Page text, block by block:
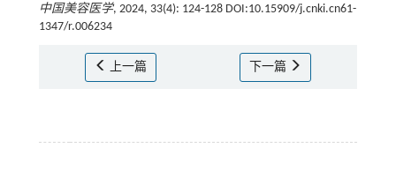
中国美容医学, 2024, 33(4): 124-128 DOI:10.15909/j.cnki.cn61-
1347/r.006234
上一篇 下一篇